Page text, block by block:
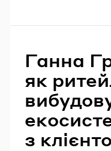
Ганна
як
з